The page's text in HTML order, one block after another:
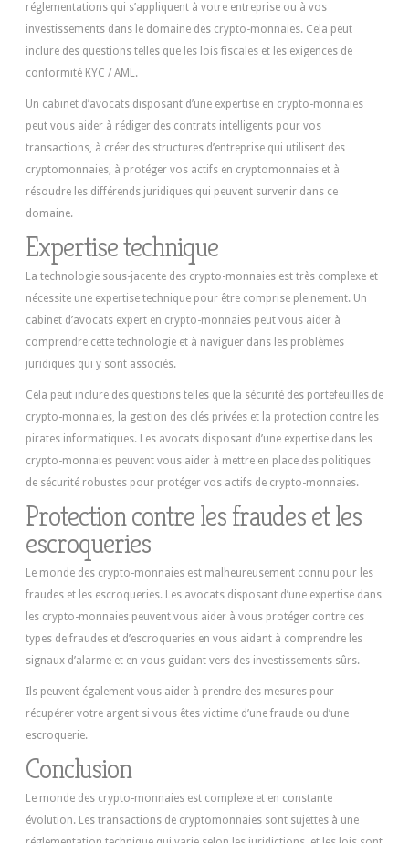
réglementations qui s’appliquent à votre entreprise ou à vos
investissements dans le domaine des crypto-monnaies. Cela peut
inclure des questions telles que les lois fiscales et les exigences de
conformité KYC / AML.
Un cabinet d’avocats disposant d’une expertise en crypto-monnaies
peut vous aider à rédiger des contrats intelligents pour vos
transactions, à créer des structures d’entreprise qui utilisent des
cryptomonnaies, à protéger vos actifs en cryptomonnaies et à
résoudre les différends juridiques qui peuvent survenir dans ce
domaine.
Expertise technique
La technologie sous-jacente des crypto-monnaies est très complexe et
nécessite une expertise technique pour être comprise pleinement. Un
cabinet d’avocats expert en crypto-monnaies peut vous aider à
comprendre cette technologie et à naviguer dans les problèmes
juridiques qui y sont associés.
Cela peut inclure des questions telles que la sécurité des portefeuilles de
crypto-monnaies, la gestion des clés privées et la protection contre les
pirates informatiques. Les avocats disposant d’une expertise dans les
crypto-monnaies peuvent vous aider à mettre en place des politiques
de sécurité robustes pour protéger vos actifs de crypto-monnaies.
Protection contre les fraudes et les
escroqueries
Le monde des crypto-monnaies est malheureusement connu pour les
fraudes et les escroqueries. Les avocats disposant d’une expertise dans
les crypto-monnaies peuvent vous aider à vous protéger contre ces
types de fraudes et d’escroqueries en vous aidant à comprendre les
signaux d’alarme et en vous guidant vers des investissements sûrs.
Ils peuvent également vous aider à prendre des mesures pour
récupérer votre argent si vous êtes victime d’une fraude ou d’une
escroquerie.
Conclusion
Le monde des crypto-monnaies est complexe et en constante
évolution. Les transactions de cryptomonnaies sont sujettes à une